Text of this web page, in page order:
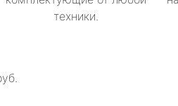
техники.